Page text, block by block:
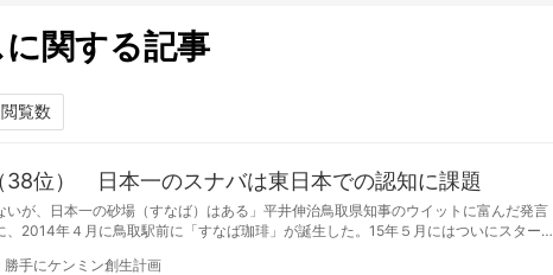
関する記事
38位） 日本一のスナバは東日本での認知に課題
いが、日本一の砂場（すなば）はある」平井伸治鳥取県知事のウイットに富んだ発言
、2014年４月に鳥取駅前に「すなば珈琲」が誕生した。15年５月にはついにスターバ
勝手にケンミン創生計画